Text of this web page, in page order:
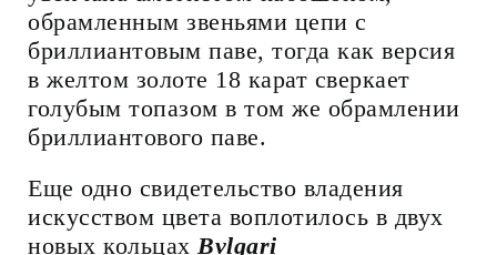
обрамленным звеньями цепи с
бриллиантовым паве, тогда как версия
в желтом золоте 18 карат сверкает
голубым топазом в том же обрамлении
бриллиантового паве.
Еще одно свидетельство владения
искусством цвета воплотилось в двух
новых кольцах Bvlgari